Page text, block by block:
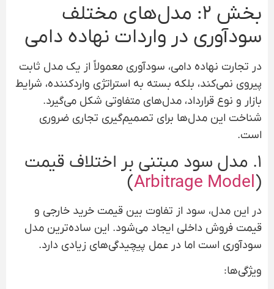
بخش ۲: مدل‌های مختلف
سودآوری در واردات نهاده دامی
در تجارت نهاده دامی، سودآوری معمولاً از یک مدل ثابت
پیروی نمی‌کند، بلکه بسته به استراتژی واردکننده، شرایط
بازار و نوع قرارداد، مدل‌های متفاوتی شکل می‌گیرد.
شناخت این مدل‌ها برای تصمیم‌گیری تجاری ضروری
است.
۱. مدل سود مبتنی بر اختلاف قیمت
(
Arbitrage Model
)
در این مدل، سود از تفاوت بین قیمت خرید خارجی و
قیمت فروش داخلی ایجاد می‌شود. این ساده‌ترین مدل
سودآوری است اما در عمل پیچیدگی‌های زیادی دارد.
ویژگی‌ها: